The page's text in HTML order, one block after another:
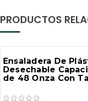
PRODUCTOS
Ensaladera De
Desechable
de 48 Onza Con